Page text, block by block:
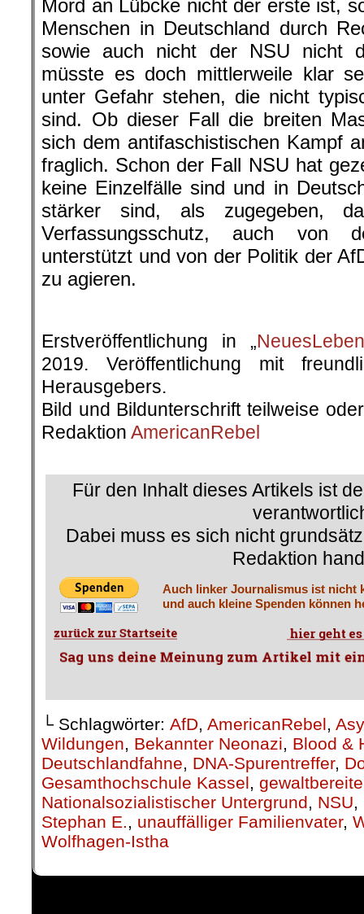
Mord an Lübcke nicht der erste ist,
Menschen in Deutschland durch
sowie auch nicht der NSU nicht
müsste es doch mittlerweile klar
unter Gefahr stehen, die nicht
sind. Ob dieser Fall die breiten
sich dem antifaschistischen Kampf
fraglich. Schon der Fall NSU hat
keine Einzelfälle sind und in
stärker sind, als zugegeben,
Verfassungsschutz, auch von
unterstützt und von der Politik der
zu agieren.
Erstveröffentlichung in „
2019. Veröffentlichung mit
Herausgebers.
Bild und Bildunterschrift teilweise
Redaktion AmericanRebel
Für den Inhalt dieses Artikels ist
Dabei muss es sich nicht
Redaktion
Auch linker Journalismus ist nicht
und auch kleine Spenden können
└ Schlagwörter: AfD, AmericanRebel,
Wildungen, Bekannter Neonazi, Blood &
Deutschlandfahne, DNA-Spurentreffer,
Gesamthochschule Kassel,
Nationalsozialistischer Untergrund, NSU,
Stephan E., unauffälliger Familienvater,
Wolfhagen-Istha